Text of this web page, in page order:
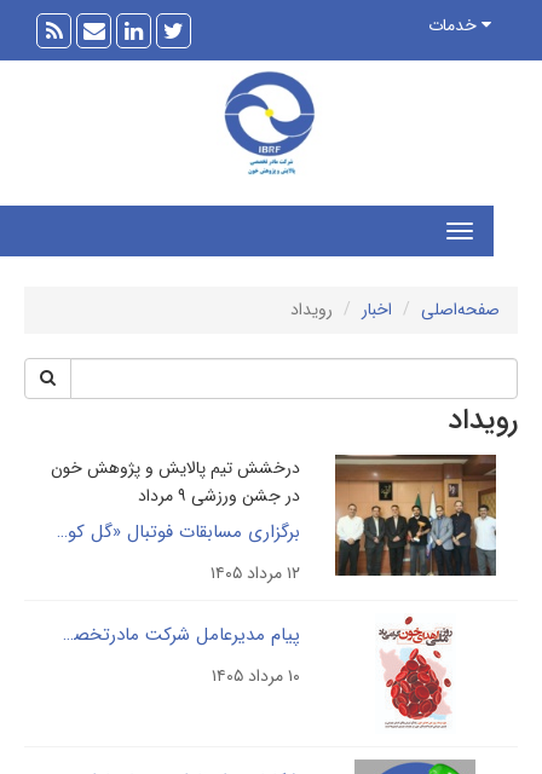
خدمات
اخبار رویداد
درخشش تیم پالایش و پژوهش خون
در جشن ورزشی ۹ مرداد
برگزاری مسابقات فوتبال «گل کوچیک» به مناسبت روز ۹مرداد سالروز تأسیس سازمان انتقال خون
۱۲ مرداد ۱۴۰۵
پیام مدیرعامل شرکت مادرتخصصی پالایش وپژوهش خون به مناسبت سالروز تاسیس سازمان انتقال خون